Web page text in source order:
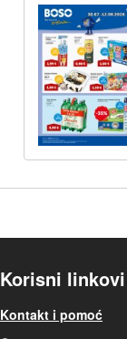
Korisni linkovi
Kontakt i pomoć